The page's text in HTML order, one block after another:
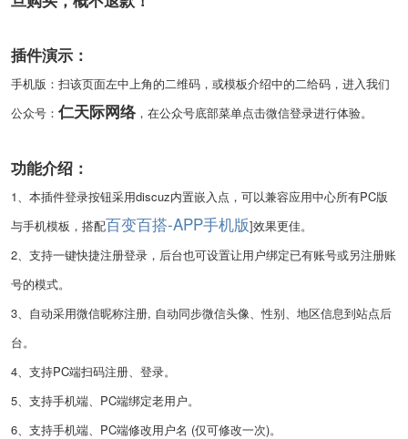
插件演示：
手机版：扫该页面左中上角的二维码，或模板介绍中的二给码，进入我们
公众号： 仁天际网络，在公众号底部菜单点击微信登录进行体验。
功能介绍：
1、本插件登录按钮采用discuz内置嵌入点，可以兼容应用中心所有PC版
与手机模板，搭配百变百搭-APP手机版]效果更佳。
2、支持一键快捷注册登录，后台也可设置让用户绑定已有账号或另注册账
号的模式。
3、自动采用微信昵称注册, 自动同步微信头像、性别、地区信息到站点后
台。
4、支持PC端扫码注册、登录。
5、支持手机端、PC端绑定老用户。
6、支持手机端、PC端修改用户名 (仅可修改一次)。